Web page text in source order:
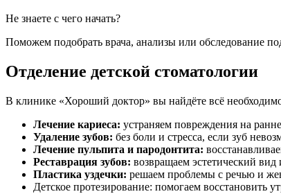
Не знаете с чего начать?
Поможем подобрать врача, анализы или обследование
Отделение детской стоматологии
В клинике «Хороший доктор» вы найдёте всё
Лечение кариеса: устраняем повреждения на
Удаление зубов: без боли и стресса, если зуб
Лечение пульпита и пародонтита:
Реставрация зубов: возвращаем эстетический
Пластика уздечки: решаем проблемы с речью и
Детское протезирование: помогаем восстановить